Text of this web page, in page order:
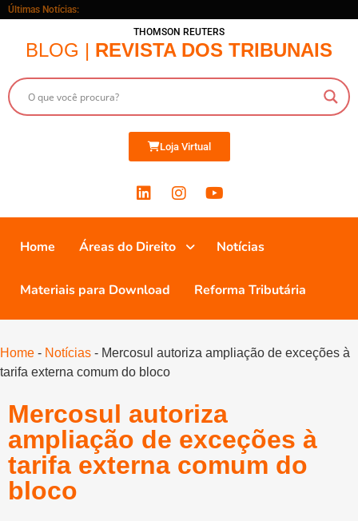
Últimas Notícias:
THOMSON REUTERS
BLOG | REVISTA DOS TRIBUNAIS
Loja Virtual
Home Áreas do Direito Notícias
Materiais para Download Reforma Tributária
Home - Notícias - Mercosul autoriza ampliação de exceções à
tarifa externa comum do bloco
Mercosul autoriza
ampliação de exceções à
tarifa externa comum do
bloco